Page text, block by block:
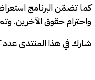
كما تضمّن البرنامج
واحترام حقوق الآخرين. وتم
شارك في هذا المنتدى عدد كبير من النساء من 27 دولة، واللاتي يعملن في مجال تعزيز حقوق